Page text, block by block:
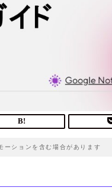
ーションを含む場合があります